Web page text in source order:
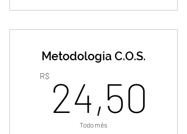
Metodologia C.O.S.
R$ 24,50
Todo mês